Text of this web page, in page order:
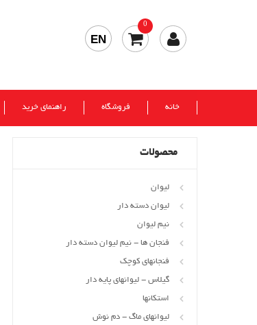
0
EN
خانه فروشگاه راهنمای خرید
محصولات
لیوان
لیوان دسته دار
نیم لیوان
فنجان ها - نیم لیوان دسته دار
فنجانهای کوچک
گیلاس - لیوانهای پایه دار
استکانها
لیوانهای ماگ - دم نوش